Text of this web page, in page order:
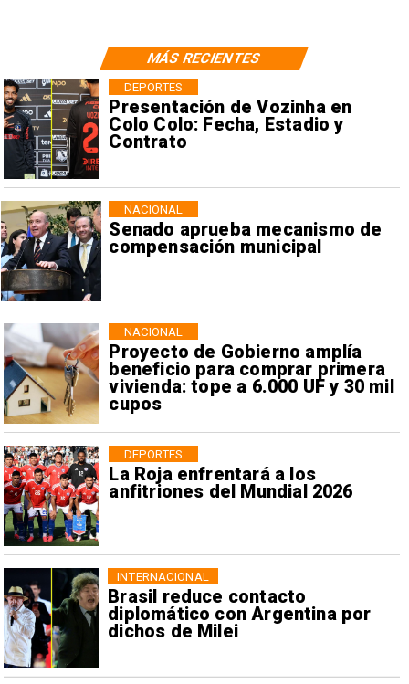
Presentación de Vozinha en
Colo Colo: Fecha, Estadio y
Contrato
DEPORTES
Senado aprueba mecanismo de
compensación municipal
NACIONAL
Proyecto de Gobierno amplía
beneficio para comprar primera
vivienda: tope a 6.000 UF y 30 mil
cupos
NACIONAL
La Roja enfrentará a los
anfitriones del Mundial 2026
DEPORTES
Brasil reduce contacto
diplomático con Argentina por
dichos de Milei
INTERNACIONAL
MÁS RECIENTES